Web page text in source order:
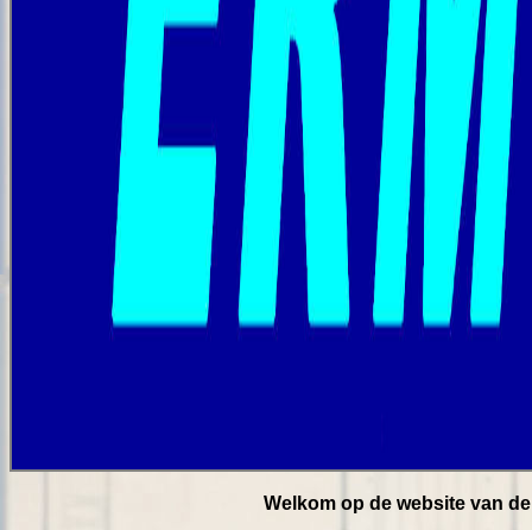
Welkom op de website van